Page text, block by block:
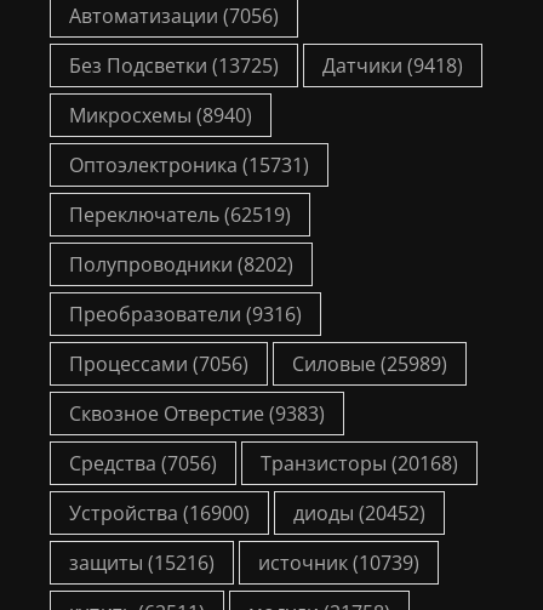
Автоматизации (7056)
Без Подсветки (13725) Датчики (9418)
Микросхемы (8940)
Оптоэлектроника (15731)
Переключатель(62519)
Полупроводники (8202)
Преобразователи (9316)
Процессами (7056) Силовые (25989)
Сквозное Отверстие (9383)
Средства (7056) Транзисторы (20168)
Устройства (16900) диоды (20452)
защиты (15216) источник(10739)